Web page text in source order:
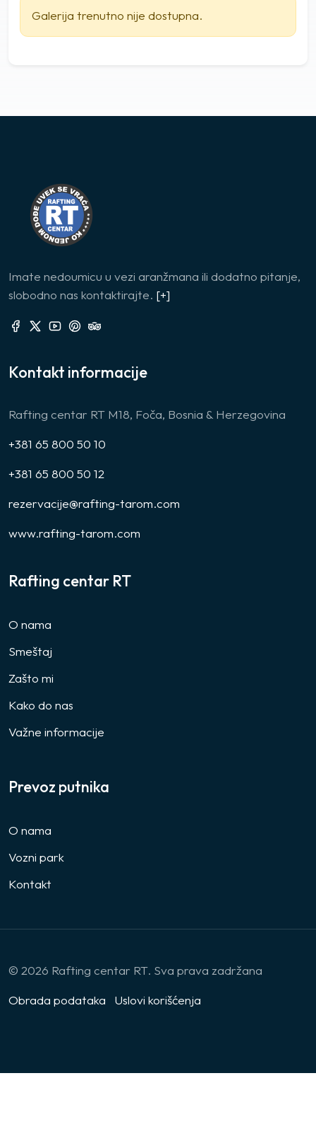
Galerija trenutno nije dostupna.
Imate nedoumicu u vezi aranžmana ili dodatno pitanje,
slobodno nas kontaktirajte. [+]
Kontakt informacije
Rafting centar RT M18, Foča, Bosnia & Herzegovina
+381 65 800 50 10
+381 65 800 50 12
rezervacije@rafting-tarom.com
www.rafting-tarom.com
Rafting centar RT
O nama
Smeštaj
Zašto mi
Kako do nas
Važne informacije
Prevoz putnika
O nama
Vozni park
Kontakt
© 2026 Rafting centar RT. Sva prava zadržana
Obrada podataka
Uslovi korišćenja